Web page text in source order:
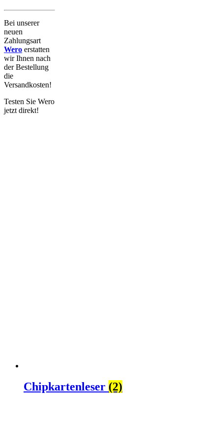
Bei unserer
neuen
Zahlungsart
Wero erstatten
wirIhnen nach
der Bestellung
die
Versandkosten!
Testen Sie Wero
jetzt direkt!
Chipkartenleser (2)